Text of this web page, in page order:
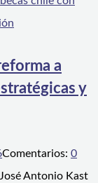
a
y
Comentarios: 0
Antonio Kast